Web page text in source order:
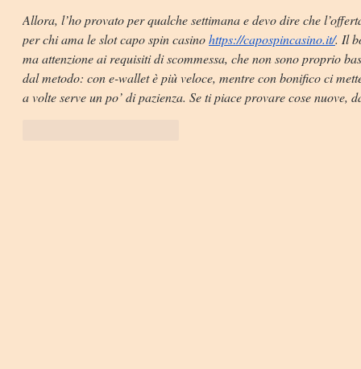
Allora, l’ho provato per qualche settimana e devo dire che
per chi ama le slot capo spin casino https://capospincasino.it/. Il
ma attenzione ai requisiti di scommessa, che non sono proprio
dal metodo: con e-wallet è più veloce, mentre con bonifico ci
a volte serve un po’ di pazienza. Se ti piace provare cose nuove,